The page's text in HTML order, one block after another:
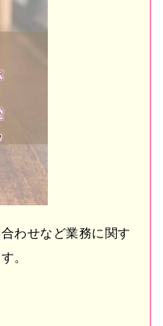
わせなど業務に関す
。